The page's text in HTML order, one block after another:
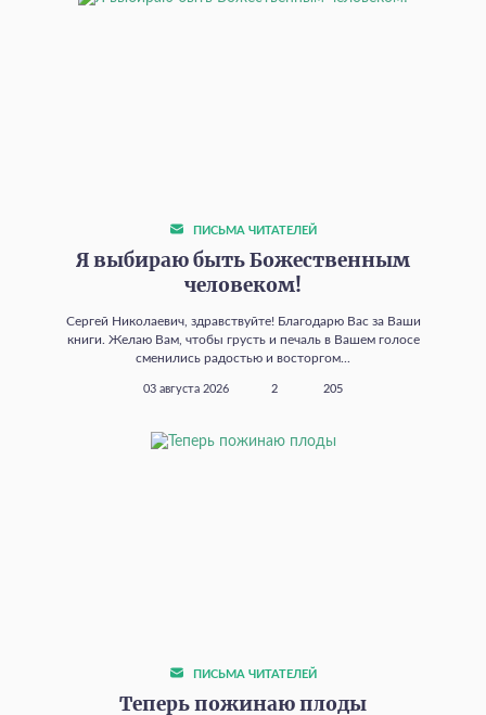
ПИСЬМА ЧИТАТЕЛЕЙ
Я выбираю быть Божественным
человеком!
Сергей Николаевич, здравствуйте! Благодарю Вас за Ваши
книги. Желаю Вам, чтобы грусть и печаль в Вашем голосе
сменились радостью и восторгом...
03 августа 2026 2 205
ПИСЬМА ЧИТАТЕЛЕЙ
Теперь пожинаю плоды